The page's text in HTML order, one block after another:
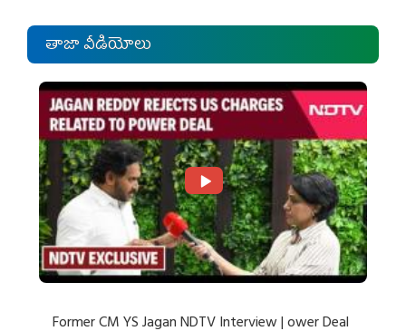
తాజా వీడియోలు
Former CM YS Jagan NDTV Interview | ower Deal